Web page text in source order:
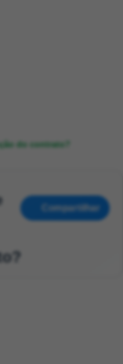
do contrato?
Compartilhar